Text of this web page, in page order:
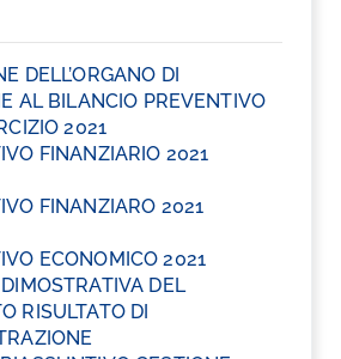
DELL’ORGANO DI
AL BILANCIO PREVENTIVO
2021
FINANZIARIO 2021
FINANZIARO 2021
ECONOMICO 2021
DEL
RISULTATO DI